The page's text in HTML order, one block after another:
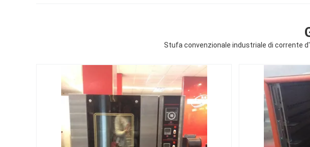
Stufa convenzionale industriale di corrente